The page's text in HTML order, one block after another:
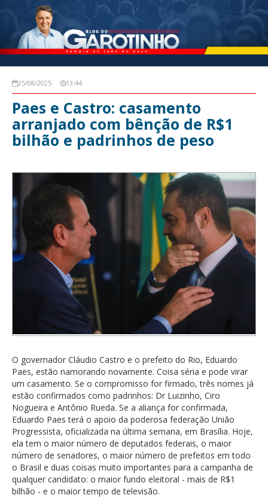
25/08/2025 13:44
Paes e Castro: casamento
arranjado com bênção de R$1
bilhão e padrinhos de peso
O governador Cláudio Castro e o prefeito do Rio, Eduardo
Paes, estão namorando novamente. Coisa séria e pode virar
um casamento. Se o compromisso for firmado, três nomes já
estão confirmados como padrinhos: Dr Luizinho, Ciro
Nogueira e Antônio Rueda. Se a aliança for confirmada,
Eduardo Paes terá o apoio da poderosa federação União
Progressista, oficializada na última semana, em Brasília. Hoje,
ela tem o maior número de deputados federais, o maior
número de senadores, o maior número de prefeitos em todo
o Brasil e duas coisas muito importantes para a campanha de
qualquer candidato: o maior fundo eleitoral - mais de R$1
bilhão - e o maior tempo de televisão.